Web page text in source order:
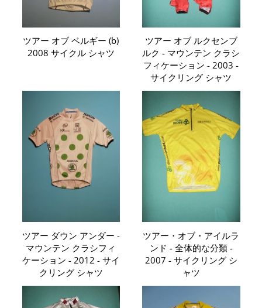
ツアー オブ ベルギー (b)
2008 サイクル シャツ
ツアー オブ ルクセンブ
ルク - マウンテン クラシ
フィケーション - 2003 -
サイクリング シャツ
ツアー ダウン アンダー -
マウンテン クラシフィ
ケーション - 2012 - サイ
クリング シャツ
ツアー・オブ・アイルラ
ンド - 全体的な分類 -
2007 - サイクリング シ
ャツ